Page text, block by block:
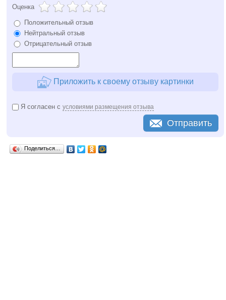
Оценка
Положительный отзыв
Нейтральный отзыв
Отрицательный отзыв
Приложить к своему отзыву картинки
Я согласен с условиями размещения отзыва
Отправить
Поделиться…